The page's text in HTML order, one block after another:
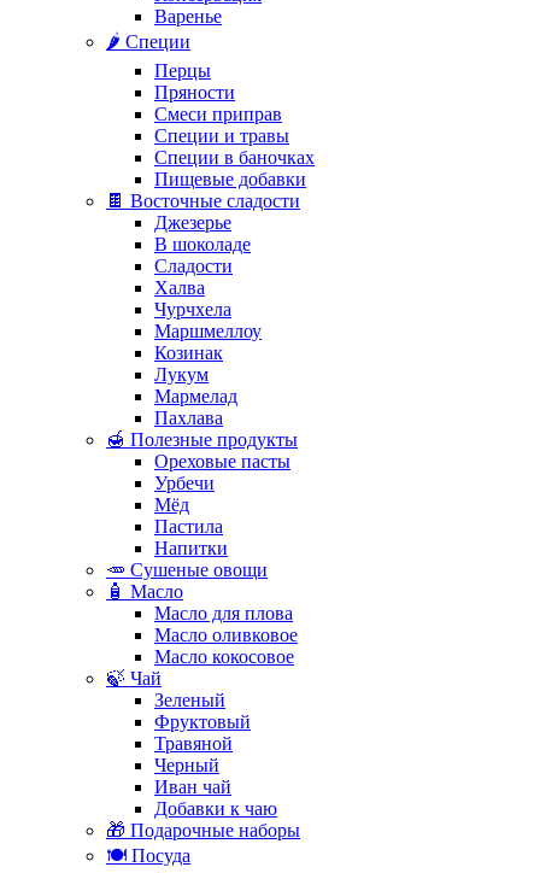
Варенье
🌶️ Специи
Перцы
Пряности
Смеси приправ
Специи и травы
Специи в баночках
Пищевые добавки
🍫 Восточные сладости
Джезерье
В шоколаде
Сладости
Халва
Чурчхела
Маршмеллоу
Козинак
Лукум
Мармелад
Пахлава
🍯 Полезные продукты
Ореховые пасты
Урбечи
Мёд
Пастила
Напитки
🥕 Сушеные овощи
🧴 Масло
Масло для плова
Масло оливковое
Масло кокосовое
🍃 Чай
Зеленый
Фруктовый
Травяной
Черный
Иван чай
Добавки к чаю
🎁 Подарочные наборы
🍽️ Посуда